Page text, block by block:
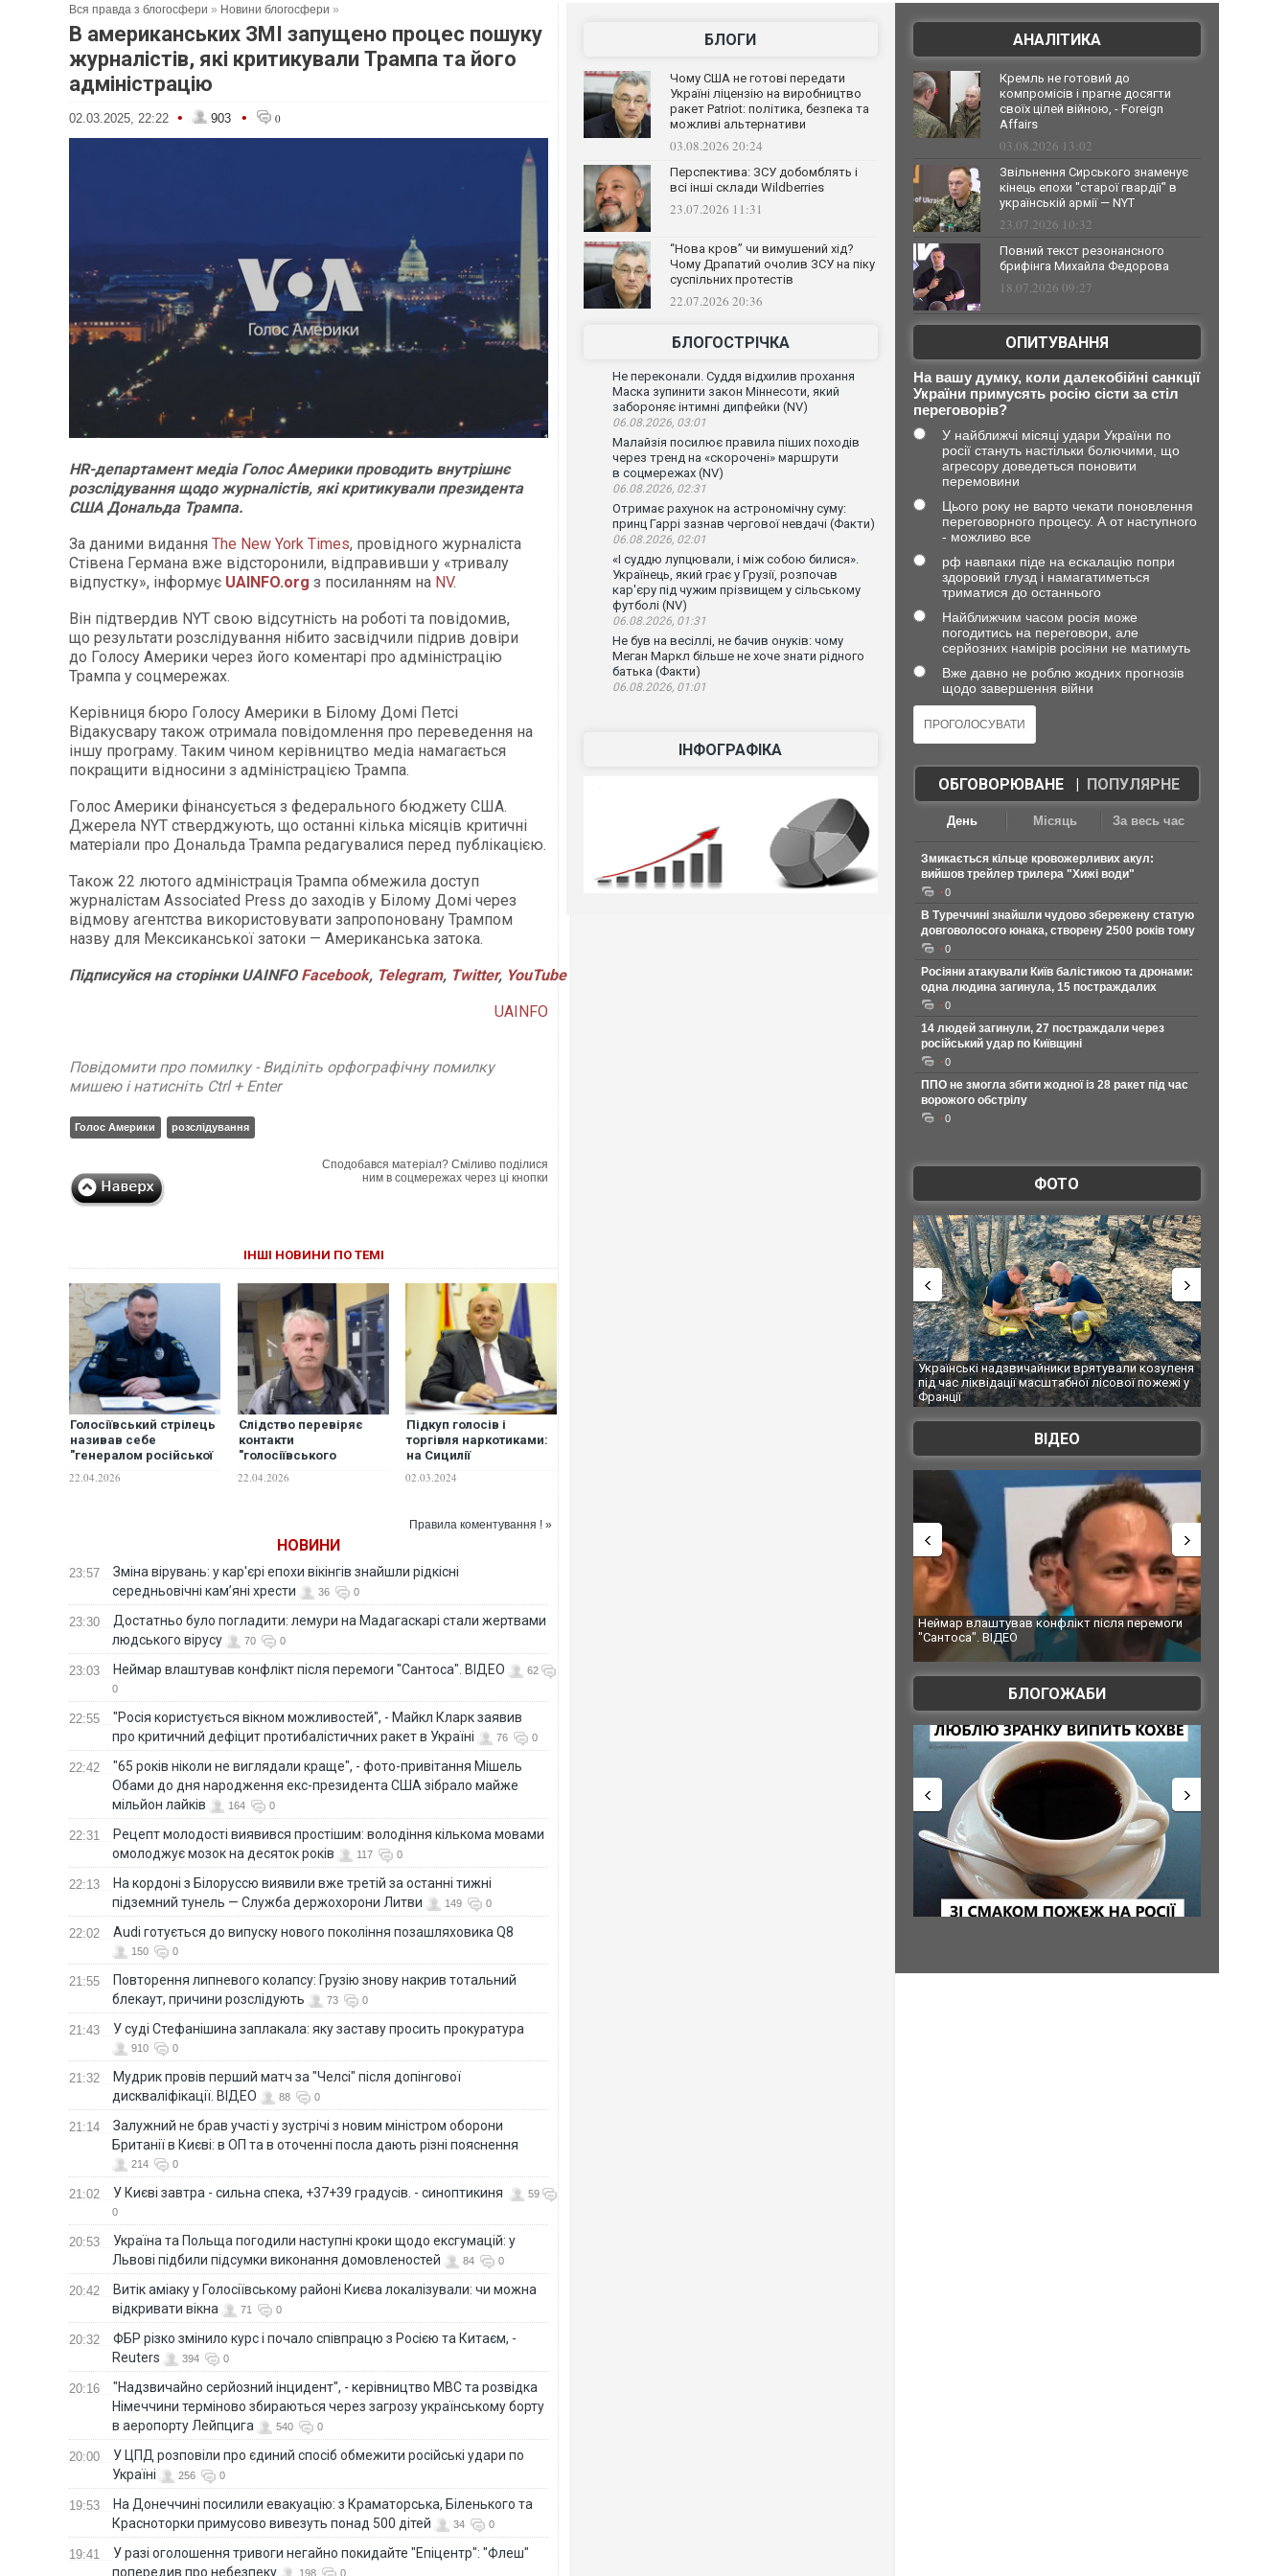
Вся правда з блогосфери » Новини блогосфери »
В американських ЗМІ запущено процес пошуку
журналістів, які критикували Трампа та його
адміністрацію
02.03.2025, 22:22 • 903 • 0
HR-департамент медіа Голос Америки проводить внутрішнє
розслідування щодо журналістів, які критикували президента
США Дональда Трампа.
За даними видання The New York Times, провідного журналіста
Стівена Германа вже відсторонили, відправивши у «тривалу
відпустку», інформує UAINFO.org з посиланням на NV.
Він підтвердив NYT свою відсутність на роботі та повідомив,
що результати розслідування нібито засвідчили підрив довіри
до Голосу Америки через його коментарі про адміністрацію
Трампа у соцмережах.
Керівниця бюро Голосу Америки в Білому Домі Петсі
Відакусвару також отримала повідомлення про переведення на
іншу програму. Таким чином керівництво медіа намагається
покращити відносини з адміністрацією Трампа.
Голос Америки фінансується з федерального бюджету США.
Джерела NYT стверджують, що останні кілька місяців критичні
матеріали про Дональда Трампа редагувалися перед публікацією.
Також 22 лютого адміністрація Трампа обмежила доступ
журналістам Associated Press до заходів у Білому Домі через
відмову агентства використовувати запропоновану Трампом
назву для Мексиканської затоки — Американська затока.
ПідписуйсянасторінкиUAINFO Facebook, Telegram, Twitter, YouTube
UAINFO
Повідомити про помилку - Виділіть орфографічну помилку
мишею і натисніть Ctrl + Enter
Голос Америки розслідування
Сподобався матеріал? Сміливо поділися
ним в соцмережах через ці кнопки
ІНШІ НОВИНИ ПО ТЕМІ
Голосіївський стрілець
називав себе
"генералом російської
Національної поліції
22.04.2026
Слідство перевіряє
контакти
"голосіївського
зв’язки з РФ, -
22.04.2026
Підкуп голосів і
торгівля наркотиками:
на Сицилії
через причетність до
02.03.2024
Правила коментування ! »
НОВИНИ
23:57
Зміна вірувань: у кар'єрі епохи вікінгів знайшли рідкісні
середньовічні кам’яні хрести
36 0
23:30
Достатньо було погладити: лемури на Мадагаскарі стали жертвами
людського вірусу
70 0
23:03 Неймар влаштував конфлікт після перемоги "Сантоса". ВІДЕО
62
0
22:55
"Росія користується вікном можливостей", - Майкл Кларк заявив
про критичний дефіцит протибалістичних ракет в Україні
76 0
22:42
"65 років ніколи не виглядали краще", - фото-привітання Мішель
Обами до дня народження екс-президента США зібрало майже
мільйон лайків
164 0
22:31
Рецепт молодості виявився простішим: володіння кількома мовами
омолоджує мозок на десяток років
117 0
22:13
На кордоні з Білоруссю виявили вже третій за останні тижні
підземний тунель — Служба держохорони Литви
149 0
22:02 Audi готується до випуску нового покоління позашляховика Q8
150 0
21:55
Повторення липневого колапсу: Грузію знову накрив тотальний
блекаут, причини розслідують
73 0
21:43 У суді Стефанішина заплакала: яку заставу просить прокуратура
910 0
21:32
Мудрик провів перший матч за "Челсі" після допінгової
дискваліфікації. ВІДЕО
88 0
21:14
Залужний не брав участі у зустрічі з новим міністром оборони
Британії в Києві: в ОП та в оточенні посла дають різні пояснення
214 0
21:02 У Києві завтра - сильна спека, +37+39 градусів. - синоптикиня
59
0
20:53
Україна та Польща погодили наступні кроки щодо ексгумацій: у
Львові підбили підсумки виконання домовленостей
84 0
20:42
Витік аміаку у Голосіївському районі Києва локалізували: чи можна
відкривати вікна
71 0
20:32
ФБР різко змінило курс і почало співпрацю з Росією та Китаєм, -
Reuters
394 0
20:16
"Надзвичайно серйозний інцидент", - керівництво МВС та розвідка
Німеччини терміново збираються через загрозу українському борту
в аеропорту Лейпцига
540 0
20:00
У ЦПД розповіли про єдиний спосіб обмежити російські удари по
Україні
256 0
19:53
На Донеччині посилили евакуацію: з Краматорська, Біленького та
Красноторки примусово вивезуть понад 500 дітей
34 0
19:41
У разі оголошення тривоги негайно покидайте "Епіцентр": "Флеш"
попередив про небезпеку
198 0
БЛОГИ
Чому США не готові передати
Україні ліцензію на виробництво
ракет Patriot: політика, безпека та
можливі альтернативи
03.08.2026 20:24
Перспектива: ЗСУ добомблять і
всі інші склади Wildberries
23.07.2026 11:31
“Нова кров” чи вимушений хід?
Чому Драпатий очолив ЗСУ на піку
суспільних протестів
22.07.2026 20:36
БЛОГОСТРІЧКА
Не переконали. Суддя відхилив прохання
Маска зупинити закон Міннесоти, який
забороняє інтимні дипфейки (NV)
06.08.2026, 03:01
Малайзія посилює правила піших походів
через тренд на «скорочені» маршрути
в соцмережах (NV)
06.08.2026, 02:31
Отримає рахунок на астрономічну суму:
принц Гаррі зазнав чергової невдачі (Факти)
06.08.2026, 02:01
«І суддю лупцювали, і між собою билися».
Українець, який грає у Грузії, розпочав
кар'єру під чужим прізвищем у сільському
футболі (NV)
06.08.2026, 01:31
Не був на весіллі, не бачив онуків: чому
Меган Маркл більше не хоче знати рідного
батька (Факти)
06.08.2026, 01:01
ІНФОГРАФІКА
АНАЛІТИКА
Кремль не готовий до
компромісів і прагне досягти
своїх цілей війною, - Foreign
Affairs
03.08.2026 13:02
Звільнення Сирського знаменує
кінець епохи "старої гвардії" в
українській армії — NYT
23.07.2026 10:32
Повний текст резонансного
брифінга Михайла Федорова
18.07.2026 09:27
ОПИТУВАННЯ
На вашу думку, коли далекобійні санкції
України примусять росію сісти за стіл
переговорів?
У найближчі місяці удари України по
росії стануть настільки болючими, що
агресору доведеться поновити
перемовини
Цього року не варто чекати поновлення
переговорного процесу. А от наступного
- можливо все
рф навпаки піде на ескалацію попри
здоровий глузд і намагатиметься
триматися до останнього
Найближчим часом росія може
погодитись на переговори, але
серйозних намірів росіяни не матимуть
Вже давно не роблю жодних прогнозів
щодо завершення війни
ОБГОВОРЮВАНЕ| ПОПУЛЯРНЕ
День Місяць За весь час
Змикається кільце кровожерливих акул:
вийшов трейлер трилера "Хижі води"
0
В Туреччині знайшли чудово збережену статую
довговолосого юнака, створену 2500 років тому
0
Росіяни атакували Київ балістикою та дронами:
одна людина загинула, 15 постраждалих
0
14 людей загинули, 27 постраждали через
російський удар по Київщині
0
ППО не змогла збити жодної із 28 ракет під час
ворожого обстрілу
0
ФОТО
Українські надзвичайники врятували козуленя
під час ліквідації масштабної лісової пожежі у
СБУ за сприяння Нацполіції та
Болгарії затримала
ФОТО
ВІДЕО
Неймар влаштував конфлікт після перемоги
Мудрик провів перший матч за
допінгової дискваліфікації. ВІДЕО
БЛОГОЖАБИ